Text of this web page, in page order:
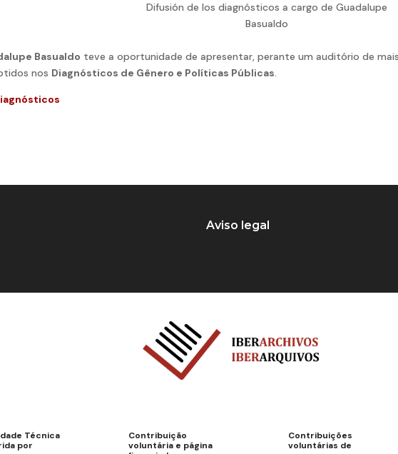
Difusión de los diagnósticos a cargo de Guadalupe
Basualdo
Basualdo teve a oportunidade de apresentar, perante um auditório de
nos Diagnósticos de Gênero e Políticas Públicas.
Aviso legal
Técnica
por
Contribuição
voluntária e página
Contribuições
voluntárias de